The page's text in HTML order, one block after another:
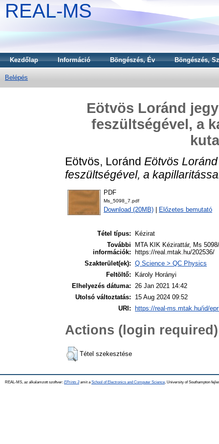
REAL-MS
Kezdőlap Információ Böngészés, Év Böngészés,
Belépés
Eötvös Loránd
feszültségével, a
Eötvös, Loránd Eötvös
feszültségével, a
PDF
Ms_5098_7.pdf
Download (20MB) Előzetes bemutató
Tétel típus:
Kézirat
További
információk:
MTA KIK Kézirattár, Ms
https://real.mtak.hu/202536/
Szakterület(ek): Q Science > QC Physics
Feltöltő:
Károly Horányi
Elhelyezés dátuma: 26 Jan 2021 14:42
Utolsó változtatás:
15 Aug 2024 09:52
URI:
https://real-ms.mtak.hu/id/
Actions (login required)
Tétel szekesztése
REAL-MS, az alkalamzott szoftver: EPrints 3amit a School of Electronics and Computer Science , University of Southampton